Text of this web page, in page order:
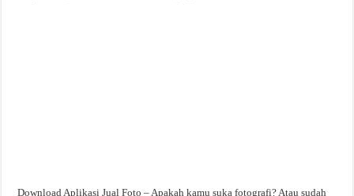
Download Aplikasi Jual Foto – Apakah kamu suka fotografi? Atau sudah